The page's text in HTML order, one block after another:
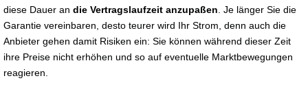
diese Dauer an die Vertragslaufzeit anzupaßen . Je länger Sie die
Garantie vereinbaren, desto teurer wird Ihr Strom, denn auch die
Anbieter gehen damit Risiken ein: Sie können während dieser Zeit
ihre Preise nicht erhöhen und so auf eventuelle Marktbewegungen
reagieren.